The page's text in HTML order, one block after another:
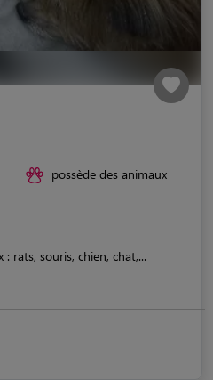
possède des animaux
rats, souris, chien, chat,...